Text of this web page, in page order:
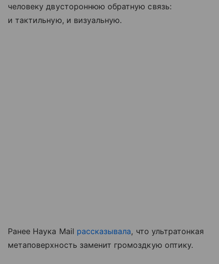
человеку двустороннюю обратную связь:
и тактильную, и визуальную.
Ранее Наука Mail рассказывала, что ультратонкая
метаповерхность заменит громоздкую оптику.